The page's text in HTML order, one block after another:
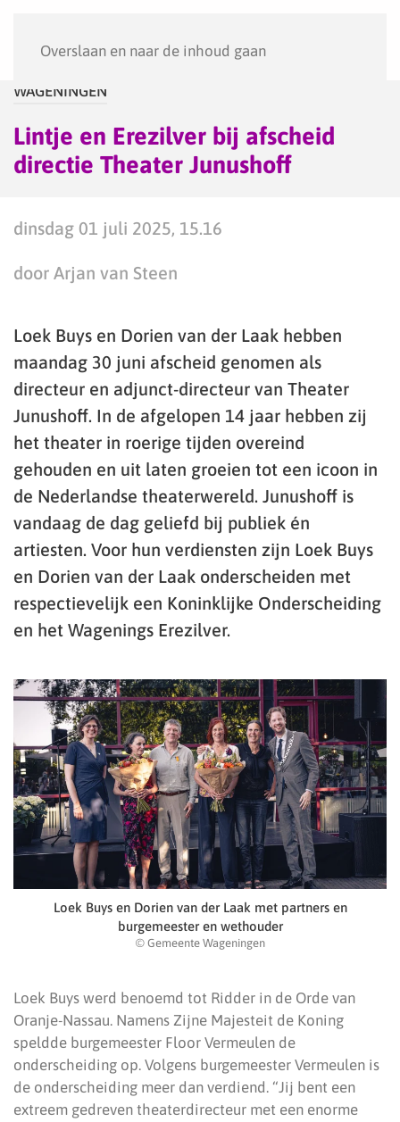
Overslaan en naar de inhoud gaan
WAGENINGEN
Lintje en Erezilver bij afscheid
directie Theater Junushoff
dinsdag 01 juli 2025, 15.16
door Arjan van Steen
Loek Buys en Dorien van der Laak hebben
maandag 30 juni afscheid genomen als
directeur en adjunct-directeur van Theater
Junushoff. In de afgelopen 14 jaar hebben zij
het theater in roerige tijden overeind
gehouden en uit laten groeien tot een icoon in
de Nederlandse theaterwereld. Junushoff is
vandaag de dag geliefd bij publiek én
artiesten. Voor hun verdiensten zijn Loek Buys
en Dorien van der Laak onderscheiden met
respectievelijk een Koninklijke Onderscheiding
en het Wagenings Erezilver.
Loek Buys en Dorien van der Laak met partners en
burgemeester en wethouder
© Gemeente Wageningen
Loek Buys werd benoemd tot Ridder in de Orde van
Oranje-Nassau. Namens Zijne Majesteit de Koning
speldde burgemeester Floor Vermeulen de
onderscheiding op. Volgens burgemeester Vermeulen is
de onderscheiding meer dan verdiend. “Jij bent een
extreem gedreven theaterdirecteur met een enorme